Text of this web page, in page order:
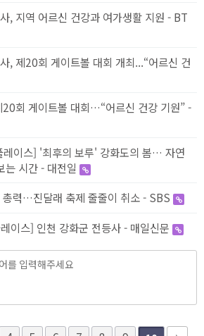
, 지역 어르신 건강과 여가생활 지원 - BT
, 제20회 게이트볼 대회 개최...“어르신 건
20회 게이트볼 대회…“어르신 건강 기원” -
레이스] '최후의 보루' 강화도의 봄… 자연
는 시간 - 대전일
총력…진달래 축제 줄줄이 취소 - SBS
이스] 인천 강화군 전등사 - 매일신문